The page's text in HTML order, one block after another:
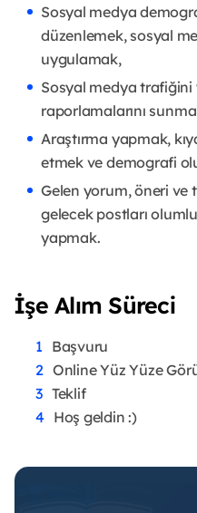
Sosyal medya
düzenlemek, sosyal
uygulamak,
Sosyal medya
raporlamalarını
Araştırma yapmak,
etmek ve demografi
Gelen yorum, öneri ve
gelecek postları
yapmak.
İşe Alım Süreci
Başvuru
Online Yüz Yüze
Teklif
Hoş geldin :)